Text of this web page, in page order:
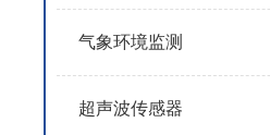
气象环境监测
超声波传感器